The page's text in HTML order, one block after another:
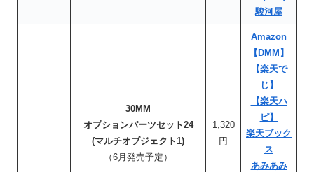
駿河屋
30MM
オプションパーツセット24
(マルチオブジェクト1)
（6月発売予定）
1,320
円
Amazon
【DMM】
【楽天で
じ】
【楽天ハ
ピ】
楽天ブック
ス
あみあみ